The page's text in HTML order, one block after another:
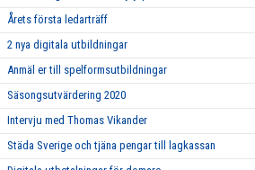
Årets första ledarträff
2 nya digitala utbildningar
Anmäl er till spelformsutbildningar
Säsongsutvärdering 2020
Intervju med Thomas Vikander
Städa Sverige och tjäna pengar till lagkassan